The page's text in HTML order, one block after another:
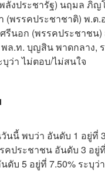
ลังประชารัฐ) นฤมล
พรรคประชาชาติ) พ.ต.
ศรีนอก (พรรคประชาช
ล.ท. บุญสิน พาดกลาง,
ว่า ไม่ตอบ/ไม่สนใจ
นี้ พบว่า อันดับ 1 อยู่ที่
ประชาชน อันดับ 3 อยู่
บ 5 อยู่ที่ 7.50% ระบุว่